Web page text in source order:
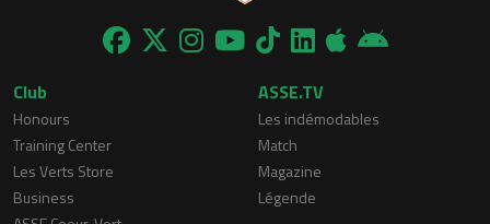
Club
Honours
Training Center
Les Verts Store
Business
ASSE.TV
Les indémodables
Match
Magazine
Légende